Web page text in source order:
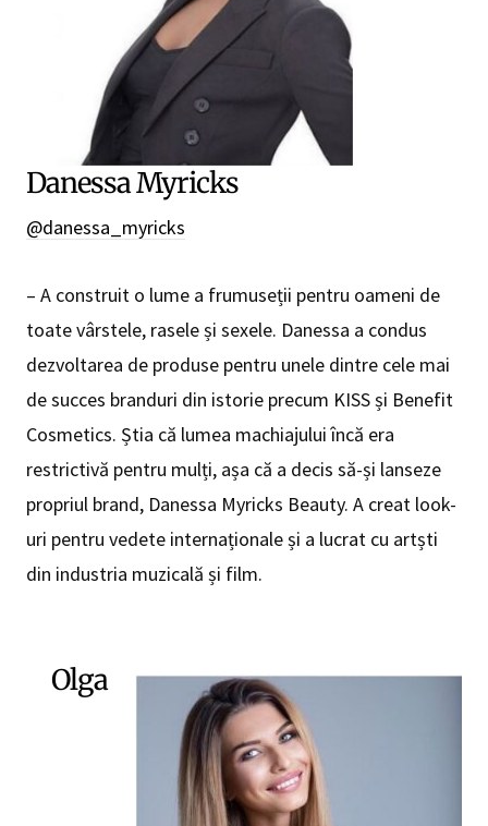
Danessa Myricks
@danessa_myricks
– A construit o lume a frumuseții pentru oameni de
toate vârstele, rasele și sexele. Danessa a condus
dezvoltarea de produse pentru unele dintre cele mai
de succes branduri din istorie precum KISS și Benefit
Cosmetics. Știa că lumea machiajului încă era
restrictivă pentru mulți, așa că a decis să-și lanseze
propriul brand, Danessa Myricks Beauty. A creat look-
uri pentru vedete internaționale și a lucrat cu artști
din industria muzicală și film.
Olga